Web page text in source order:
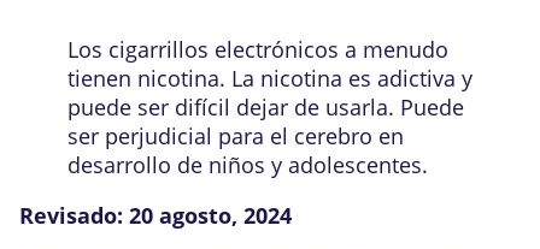
Los cigarrillos electrónicos a menudo
tienen nicotina. La nicotina es adictiva y
puede ser difícil dejar de usarla. Puede
ser perjudicial para el cerebro en
desarrollo de niños y adolescentes.
Revisado: 20 agosto, 2024